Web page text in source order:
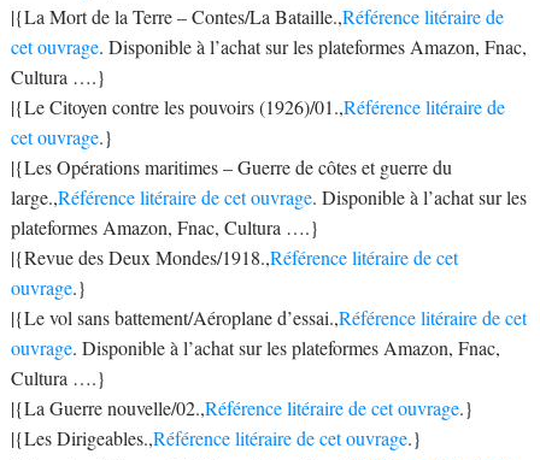
|{La Mort de la Terre – Contes/La Bataille.,Référence litéraire de
cet ouvrage. Disponible à l’achat sur les plateformes Amazon, Fnac,
Cultura ….}
|{Le Citoyen contre les pouvoirs (1926)/01.,Référence litéraire de
cet ouvrage.}
|{Les Opérations maritimes – Guerre de côtes et guerre du
large.,Référence litéraire de cet ouvrage. Disponible à l’achat sur les
plateformes Amazon, Fnac, Cultura ….}
|{Revue des Deux Mondes/1918.,Référence litéraire de cet
ouvrage.}
|{Le vol sans battement/Aéroplane d’essai.,Référence litéraire de cet
ouvrage. Disponible à l’achat sur les plateformes Amazon, Fnac,
Cultura ….}
|{La Guerre nouvelle/02.,Référence litéraire de cet ouvrage.}
|{Les Dirigeables.,Référence litéraire de cet ouvrage.}